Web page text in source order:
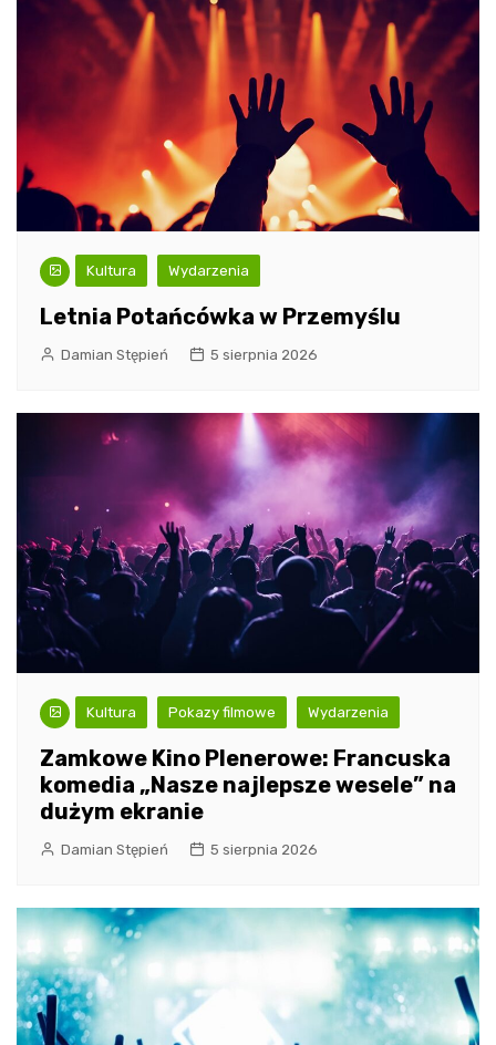
Kultura Wydarzenia
Letnia Potańcówka w Przemyślu
Damian Stępień 5 sierpnia 2026
Kultura Pokazy filmowe Wydarzenia
Zamkowe Kino Plenerowe: Francuska
komedia „Nasze najlepsze wesele” na
dużym ekranie
Damian Stępień 5 sierpnia 2026